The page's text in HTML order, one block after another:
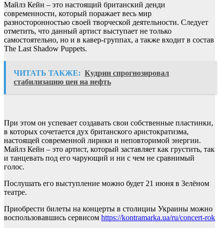
Майлз Кейн – это настоящий британский денди
современности, который поражает весь мир
разносторонностью своей творческой деятельности. Следует
отметить, что данный артист выступает не только
самостоятельно, но и в кавер-группах, а также входит в состав
The Last Shadow Puppets.
ЧИТАТЬ ТАКЖЕ: Кудрин спрогнозировал
стабилизацию цен на нефть
При этом он успевает создавать свои собственные пластинки,
в которых сочетается дух британского аристократизма,
настоящей современной лирики и неповторимой энергии.
Майлз Кейн – это артист, который заставляет как грустить, так
и танцевать под его чарующий и ни с чем не сравнимый
голос.
Послушать его выступление можно будет 21 июня в Зелёном
театре.
Приобрести билеты на концерты в столициы Украины можно
воспользовавшись сервисом https://kontramarka.ua/ru/concert-rok